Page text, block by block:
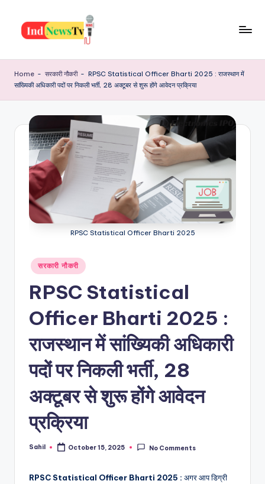
n
d
w
T
Jobs,
Health
And
Many
More
Home - सरकारी नौकरी - RPSC Statistical Officer Bharti 2025 : राजस्थान में
सांख्यिकी अधिकारी पदों पर निकली भर्ती, 28 अक्टूबर से शुरू होंगे आवेदन प्रक्रिया
RPSC Statistical Officer Bharti 2025
Posted
in
सरकारी नौकरी
RPSC Statistical
Officer Bharti 2025 :
राजस्थान में सांख्यिकी अधिकारी
पदों पर निकली भर्ती, 28
अक्टूबर से शुरू होंगे आवेदन
प्रक्रिया
Posted
Sahil October 15, 2025 No Comments
RPSC Statistical Officer Bharti 2025 : अगर आप डिग्री